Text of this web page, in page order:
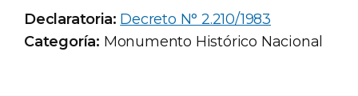
Declaratoria: Decreto N° 2.210/1983
Categoría: Monumento Histórico Nacional